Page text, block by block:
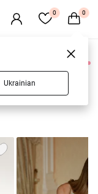
0 0
0 товаров
Ukrainian